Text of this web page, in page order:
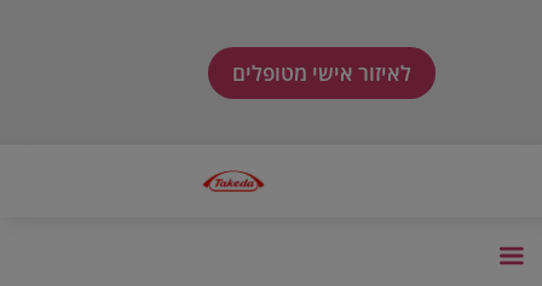
לאיזור אישי מטופלים